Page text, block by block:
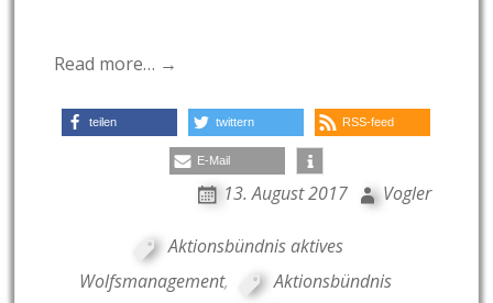
Read more… →
teilen twittern RSS-feed
E-Mail
13. August 2017 Vogler
Aktionsbündnis aktives
Wolfsmanagement,
Aktionsbündnis